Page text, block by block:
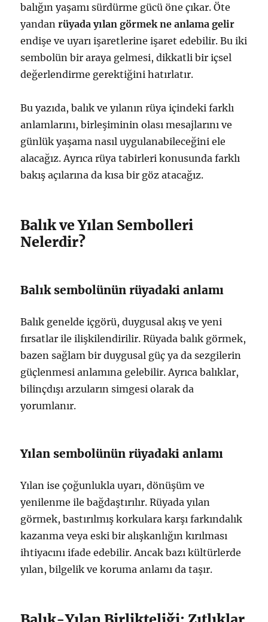
balığın yaşamı sürdürme gücü öne çıkar. Öte
yandanrüyada yılan görmek ne anlama gelir
endişe ve uyarı işaretlerine işaret edebilir. Bu iki
sembolün bir araya gelmesi, dikkatli bir içsel
değerlendirme gerektiğini hatırlatır.
Bu yazıda, balık ve yılanın rüya içindeki farklı
anlamlarını, birleşiminin olası mesajlarını ve
günlük yaşama nasıl uygulanabileceğini ele
alacağız. Ayrıca rüya tabirleri konusunda farklı
bakış açılarına da kısa bir göz atacağız.
Balık ve Yılan Sembolleri
Nelerdir?
Balık sembolünün rüyadaki anlamı
Balık genelde içgörü, duygusal akış ve yeni
fırsatlar ile ilişkilendirilir. Rüyada balık görmek,
bazen sağlam bir duygusal güç ya da sezgilerin
güçlenmesi anlamına gelebilir. Ayrıca balıklar,
bilinçdışı arzuların simgesi olarak da
yorumlanır.
Yılan sembolünün rüyadaki anlamı
Yılan ise çoğunlukla uyarı, dönüşüm ve
yenilenme ile bağdaştırılır. Rüyada yılan
görmek, bastırılmış korkulara karşı farkındalık
kazanma veya eski bir alışkanlığın kırılması
ihtiyacını ifade edebilir. Ancak bazı kültürlerde
yılan, bilgelik ve koruma anlamı da taşır.